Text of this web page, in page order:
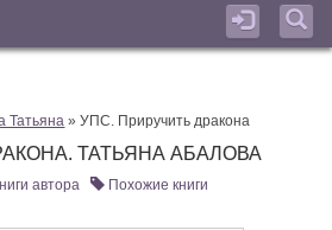
Татьяна » УПС. Приручить дракона
ТАТЬЯНА АБАЛОВА
автора Похожие книги